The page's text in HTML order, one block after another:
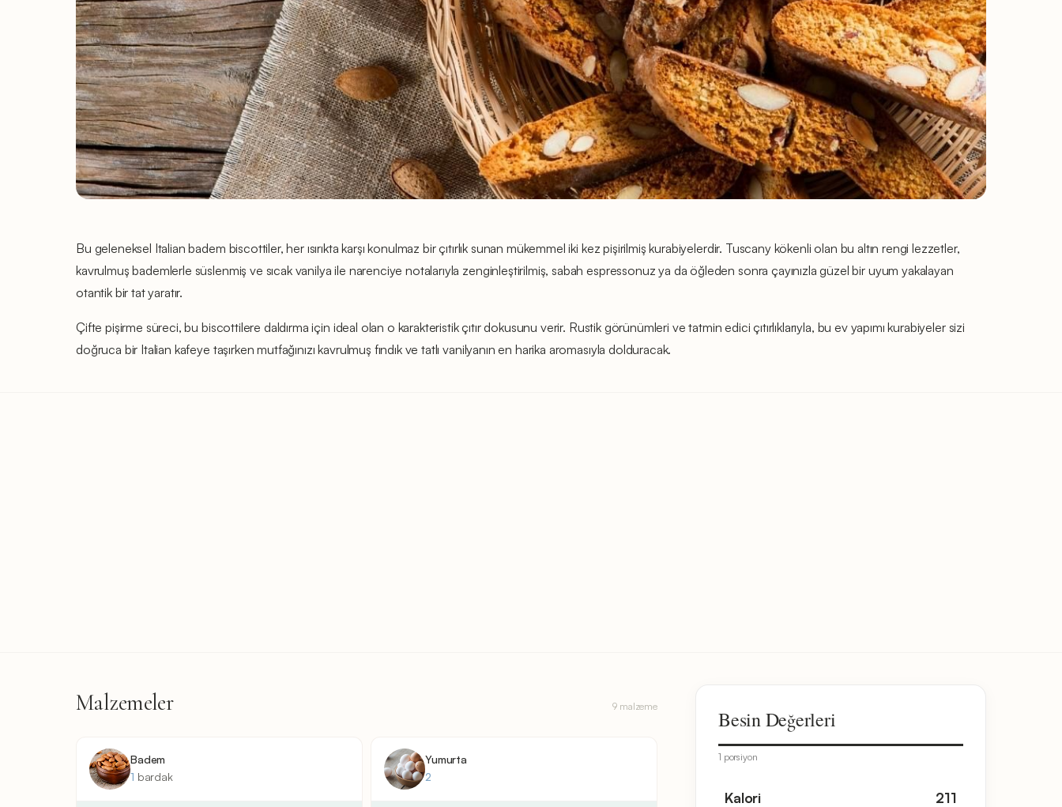
Bu geleneksel Italian badem biscottiler, her ısırıkta karşı konulmaz bir çıtırlık sunan mükemmel iki kez pişirilmiş kurabiyelerdir. Tuscany kökenli olan bu altın rengi lezzetler,
kavrulmuş bademlerle süslenmiş ve sıcak vanilya ile narenciye notalarıyla zenginleştirilmiş, sabah espressonuz ya da öğleden sonra çayınızla güzel bir uyum yakalayan
otantik bir tat yaratır.
Çifte pişirme süreci, bu biscottilere daldırma için ideal olan o karakteristik çıtır dokusunu verir. Rustik görünümleri ve tatmin edici çıtırlıklarıyla, bu ev yapımı kurabiyeler sizi
doğruca bir Italian kafeye taşırken mutfağınızı kavrulmuş fındık ve tatlı vanilyanın en harika aromasıyla dolduracak.
Malzemeler 9 malzeme
Badem
1 bardak
Yumurta
2
Besin Değerleri
1 porsiyon
Kalori 211